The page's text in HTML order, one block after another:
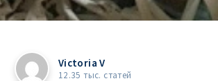
Victoria V
12.35 тыс. статей